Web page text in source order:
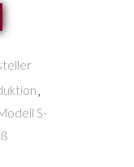
,
S-